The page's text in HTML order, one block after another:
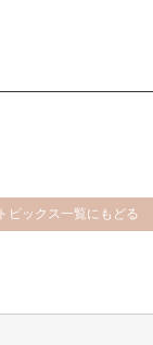
トピックス一覧にもどる